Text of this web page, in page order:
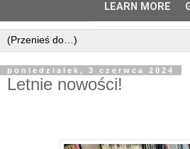
poniedziałek, 3 czerwca 2024
Letnie nowości!
LEARN MORE